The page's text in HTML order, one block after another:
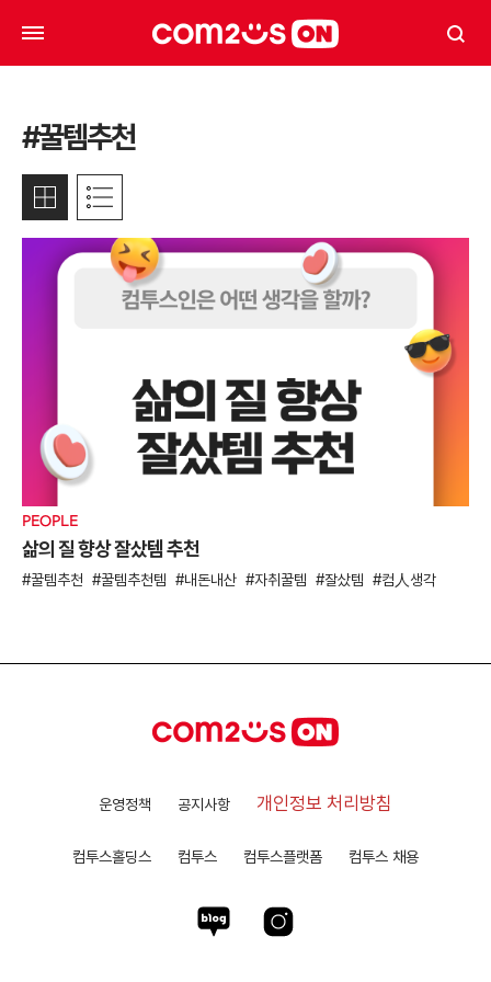
#꿀템추천
PEOPLE
삶의 질 향상 잘샀템 추천
꿀템추천 꿀템추천템 내돈내산 자취꿀템 잘샀템 컴人생각
운영정책 공지사항 개인정보 처리방침
컴투스홀딩스 컴투스 컴투스플랫폼 컴투스 채용